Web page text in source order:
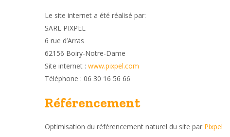
Le site internet a été réalisé par:
SARL PIXPEL
6 rue d’Arras
62156 Boiry-Notre-Dame
Site internet : www.pixpel.com
Téléphone : 06 30 16 56 66
Référencement
Optimisation du référencement naturel du site par Pixpel